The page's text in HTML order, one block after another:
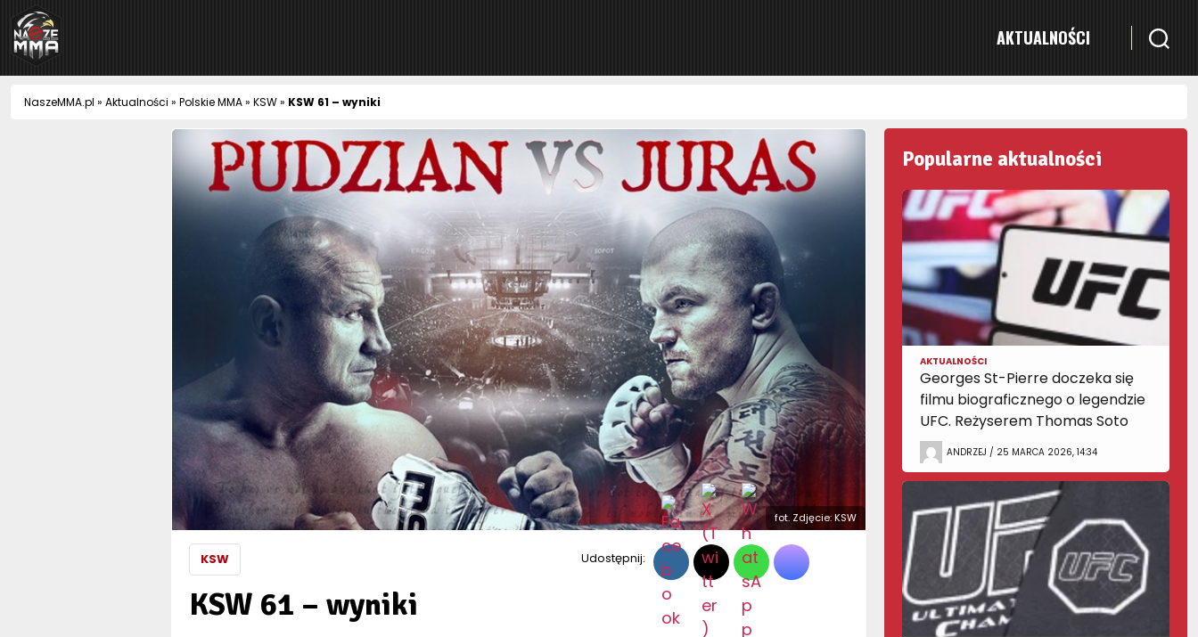
NaszeMMA
AKTUALNOŚCI
NaszeMMA.pl » Aktualności » Polskie MMA» KSW» KSW 61 – wyniki
fot. Zdjęcie: KSW
KSW Udostępnij:
KSW 61 – wyniki
Popularne aktualności
AKTUALNOŚCI
Georges St-Pierre doczeka się
filmu biograficznego o legendzie
UFC. Reżyserem Thomas Soto
ANDRZEJ / 25 MARCA 2026, 14:34